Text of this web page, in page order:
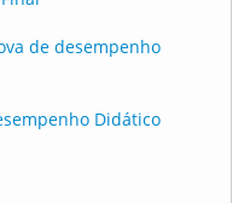
de desempenho
Didático